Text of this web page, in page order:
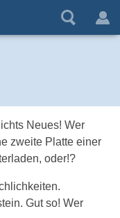
Neues! Wer
zweite Platte einer
oder!?
Gut so! Wer